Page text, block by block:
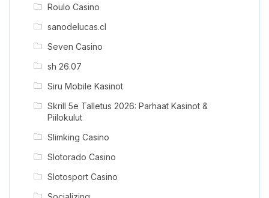
Roulo Casino
sanodelucas.cl
Seven Casino
sh 26.07
Siru Mobile Kasinot
Skrill 5e Talletus 2026: Parhaat Kasinot &
Piilokulut
Slimking Casino
Slotorado Casino
Slotosport Casino